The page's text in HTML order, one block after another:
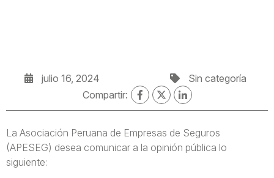
julio 16, 2024
Sin categoría
Compartir:
La Asociación Peruana de Empresas de Seguros
(APESEG) desea comunicar a la opinión pública lo
siguiente: